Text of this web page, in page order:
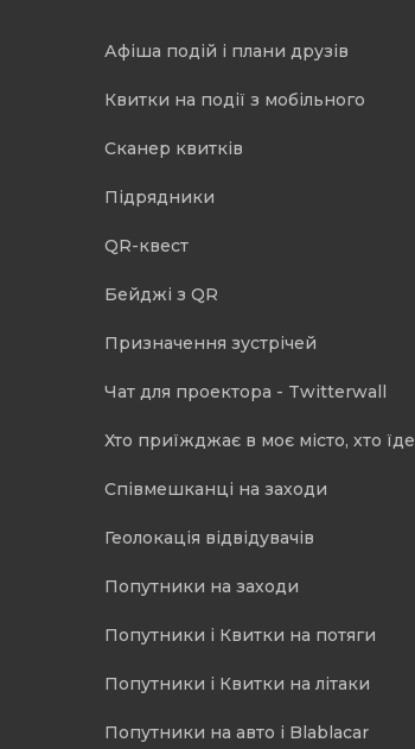
Афіша подій і плани друзів
Квитки на події з мобільного
Cканер квитків
Підрядники
QR-квест
Бейджі з QR
Призначення зустрічей
Чат для проектора - Twitterwall
Хто приїжджає в моє місто, хто їде
Співмешканці на заходи
Геолокація відвідувачів
Попутники на заходи
Попутники і Квитки на потяги
Попутники і Квитки на літаки
Попутники на авто і Blablacar